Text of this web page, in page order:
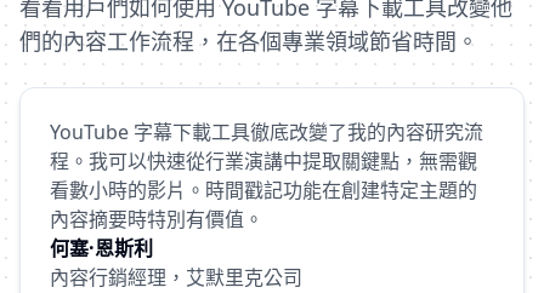
看看用戶們如何使用 YouTube 字幕下載工具改變他
們的內容工作流程，在各個專業領域節省時間。
YouTube 字幕下載工具徹底改變了我的內容研究流
程。我可以快速從行業演講中提取關鍵點，無需觀
看數小時的影片。時間戳記功能在創建特定主題的
內容摘要時特別有價值。
何塞·恩斯利
內容行銷經理，艾默里克公司